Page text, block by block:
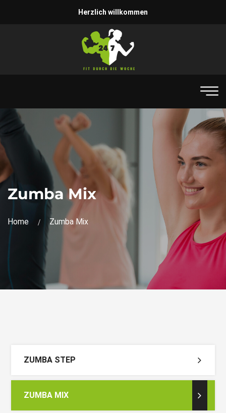
Herzlich willkommen
Zumba Mix
Home Zumba Mix
ZUMBA STEP
ZUMBA MIX